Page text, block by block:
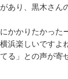
あり、黒木さん
かかりたかった
浜楽しいですよ
る」との声が寄